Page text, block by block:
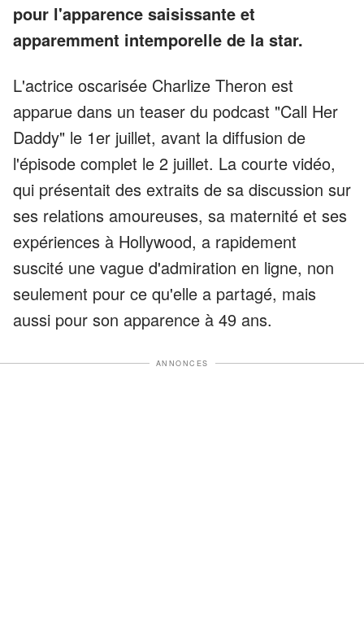
pour l'apparence saisissante et
apparemment intemporelle de la star.
L'actrice oscarisée Charlize Theron est
apparue dans un teaser du podcast "Call Her
Daddy" le 1er juillet, avant la diffusion de
l'épisode complet le 2 juillet. La courte vidéo,
qui présentait des extraits de sa discussion sur
ses relations amoureuses, sa maternité et ses
expériences à Hollywood, a rapidement
suscité une vague d'admiration en ligne, non
seulement pour ce qu'elle a partagé, mais
aussi pour son apparence à 49 ans.
ANNONCES